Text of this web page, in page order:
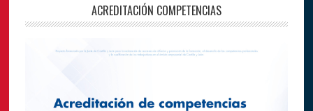
ACREDITACIÓN COMPETENCIAS